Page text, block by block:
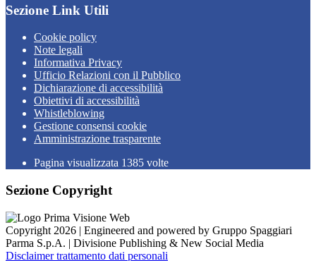
Sezione Link Utili
Cookie policy
Note legali
Informativa Privacy
Ufficio Relazioni con il Pubblico
Dichiarazione di accessibilità
Obiettivi di accessibilità
Whistleblowing
Gestione consensi cookie
Amministrazione trasparente
Pagina visualizzata 1385 volte
Sezione Copyright
Copyright 2026 | Engineered and powered by Gruppo Spaggiari
Parma S.p.A. | Divisione Publishing & New Social Media
Disclaimer trattamento dati personali